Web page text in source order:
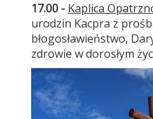
17.00 - Kaplica
urodzin Kacpra z
błogosławieństwo,
zdrowie w dorosłym